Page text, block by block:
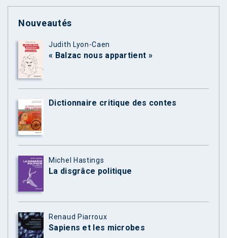
Nouveautés
Judith Lyon-Caen
« Balzac nous appartient »
Dictionnaire critique des contes
Michel Hastings
La disgrâce politique
Renaud Piarroux
Sapiens et les microbes